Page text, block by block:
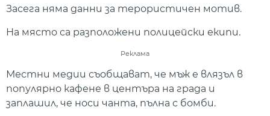
Засега няма данни за терористичен мотив.
На място са разположени полицейски екипи.
Реклама
Местни медии съобщават, че мъж е влязъл в
популярно кафене в центъра на града и
заплашил, че носи чанта, пълна с бомби.